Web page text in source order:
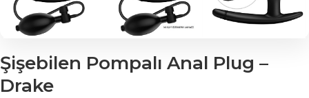
Şişebilen Pompalı Anal Plug –
Drake